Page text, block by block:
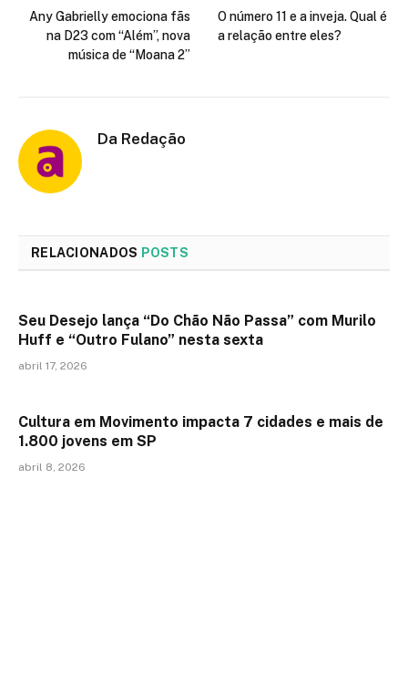
Any Gabrielly emociona fãs
na D23 com “Além”, nova
música de “Moana 2”
O número 11 e a inveja. Qual é
a relação entre eles?
Da Redação
RELACIONADOS POSTS
Seu Desejo lança “Do Chão Não Passa” com Murilo
Huff e “Outro Fulano” nesta sexta
abril 17, 2026
Cultura em Movimento impacta 7 cidades e mais de
1.800 jovens em SP
abril 8, 2026